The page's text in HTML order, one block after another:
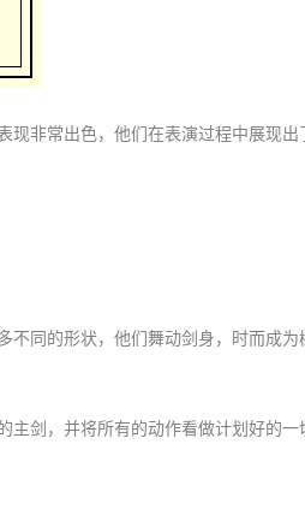
非常出色，他们在表演过程中展现
同的形状，他们舞动剑身，时而成为
剑，并将所有的动作看做计划好的